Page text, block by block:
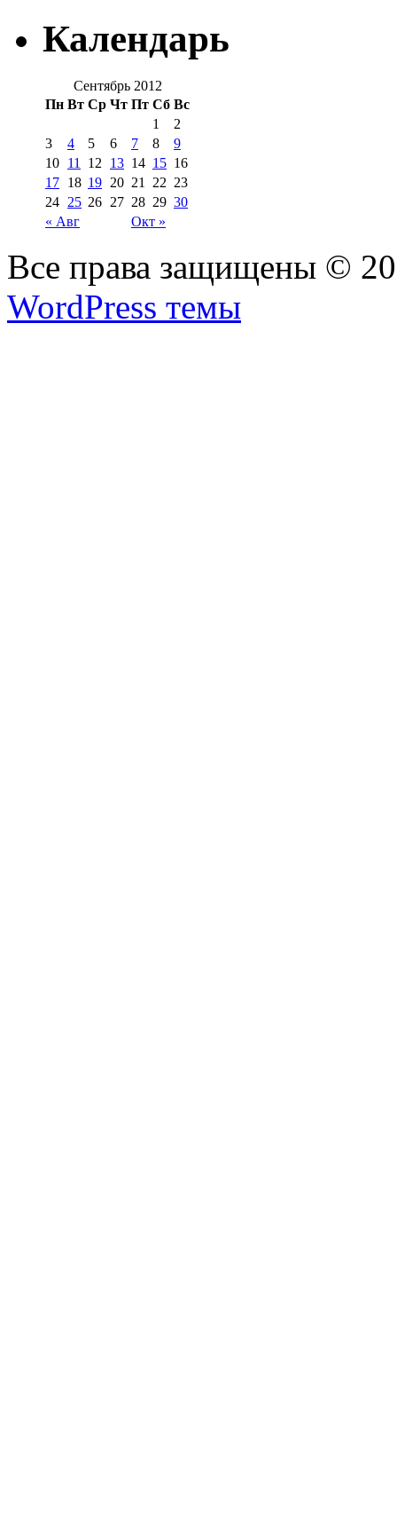
Календарь
Сентябрь 2012
Пн Вт Ср Чт Пт Сб Вс
« Авг Окт »
1
2
3
4 5 6 7 8
9
10 11 12 13 14 15 16
17 18 19 20 21 22 23
24 25 26 27 28 29 30
Все права защищены ©
WordPress темы